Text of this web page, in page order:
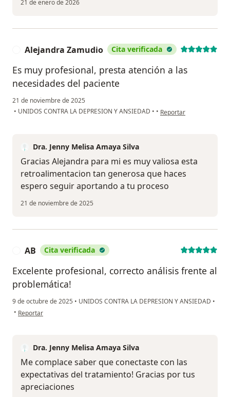
21 de enero de 2026
Alejandra Zamudio Cita verificada
Es muy profesional, presta atención a las
necesidades del paciente
21 de noviembre de 2025
• UNIDOS CONTRA LA DEPRESION Y ANSIEDAD • • en opinión del usuario
Reportar
Dra. Jenny Melisa Amaya Silva
Gracias Alejandra para mi es muy valiosa esta
retroalimentacion tan generosa que haces
espero seguir aportando a tu proceso
21 de noviembre de 2025
AB Cita verificada
Excelente profesional, correcto análisis frente al
problemática!
9 de octubre de 2025 • UNIDOS CONTRA LA DEPRESION Y ANSIEDAD •
• en opinión del usuario AB
Reportar
Dra. Jenny Melisa Amaya Silva
Me complace saber que conectaste con las
expectativas del tratamiento! Gracias por tus
apreciaciones